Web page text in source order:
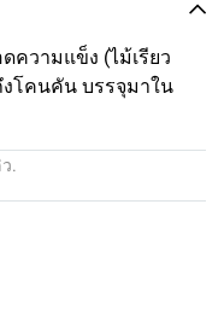
ความแข็ง (ไม้เรียว
โคนคัน บรรจุมาใน
.